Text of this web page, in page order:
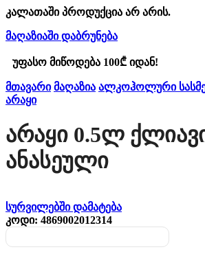
კალათაში პროდუქცია არ არის.
მაღაზიაში დაბრუნება
უფასო მიწოდება 100₾ იდან!
მთავარი მაღაზია ალკოჰოლური
არაყი
Არაყი 0.5ლ
Ანასეული
სურვილებში დამატება
კოდი: 4869002012314